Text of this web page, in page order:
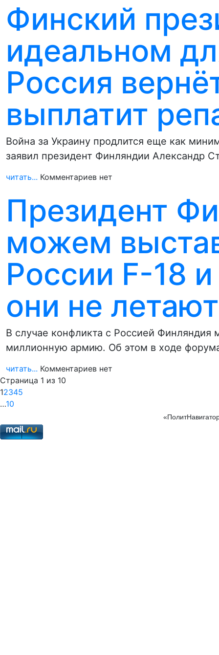
Финский
идеальном
Россия
выплатит
Война за Украину продлится еще как
заявил президент Финляндии Александр
читать... Комментариев нет
Президент
можем
России F-18
они не летают
В случае конфликта с Россией Финляндия
миллионную армию. Об этом в ходе
читать... Комментариев нет
Страница 1 из 10
12345
…10